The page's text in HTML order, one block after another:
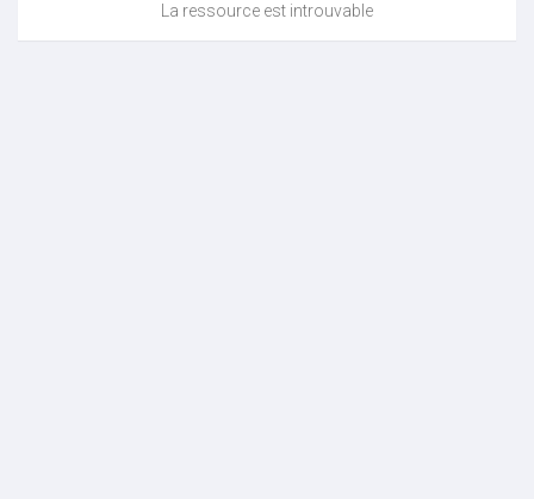
La ressource est introuvable